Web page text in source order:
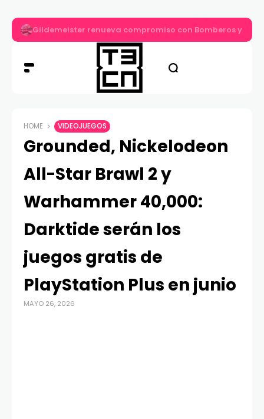
Gildemeister renueva compromiso con Bomberos y
HOME VIDEOJUEGOS
Grounded, Nickelodeon
All-Star Brawl 2 y
Warhammer 40,000:
Darktide serán los
juegos gratis de
PlayStation Plus en junio
MAYO 26, 2026